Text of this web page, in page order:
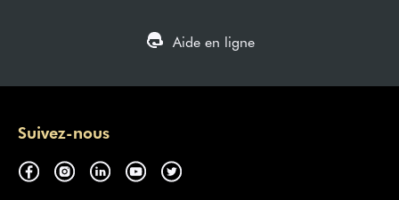
Aide en ligne
Suivez-nous